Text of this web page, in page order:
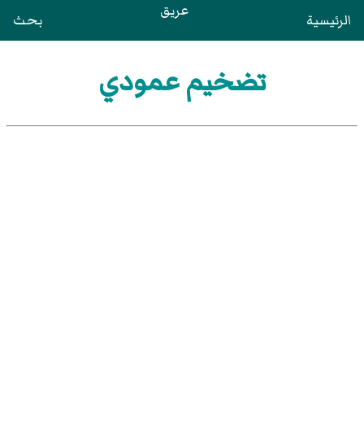
الرئيسية عريق بحث
تضخيم عمودي